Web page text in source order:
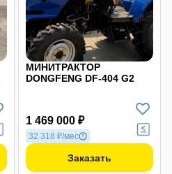
МИНИТРАКТОР
DONGFENG DF-404 G2
1 469 000 ₽
32 318 ₽/мес
Заказать